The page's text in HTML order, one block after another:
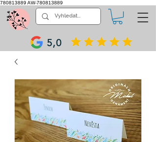
780813889 AW-780813889
5,0